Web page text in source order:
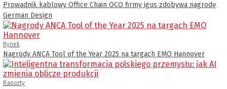
Prowadnik kablowy Office Chain OCO firmy igus zdobywa nagrodę
German Design
Rynek
Nagrody ANCA Tool of the Year 2025 na targach EMO Hannover
Raporty